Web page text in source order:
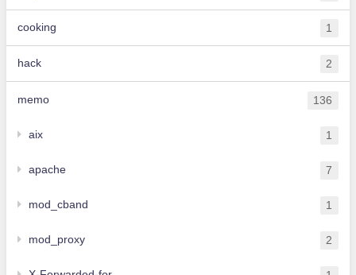
cooking 1
hack 2
memo 136
aix 1
apache 7
mod_cband 1
mod_proxy 2